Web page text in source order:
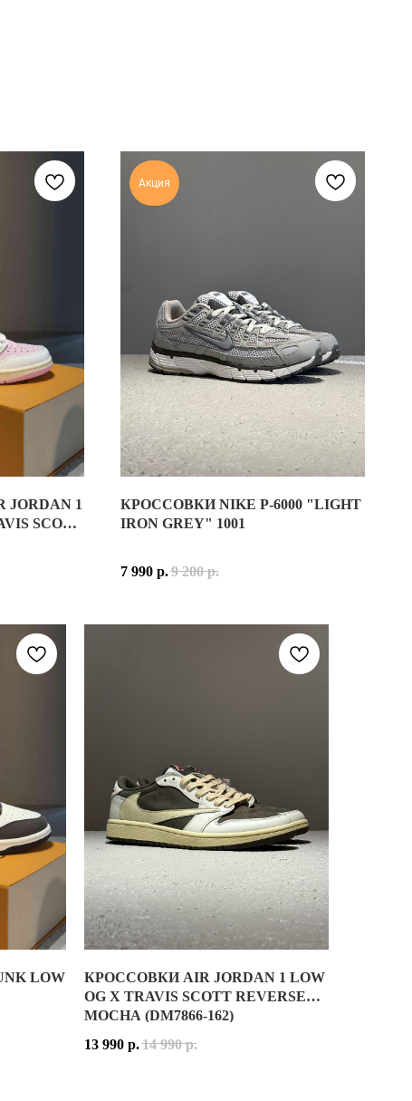
НАЧАЛА 2000-Х ГОДОВ. ПРИ СОЗДАНИИ СИЛУЭТА
И МЕТАЛЛИЗИРОВАННЫМИ ДЕТАЛЯМИ
ПРОВЕСТИ ЦЕЛЫЙ ДЕНЬ: ОТ ПРОГУЛОК ПО ГОРОДУ И
ДЕНЬ С УЗНАВАЕМЫМ СИЛУЭТОМ, ВДОХНОВЛЁННЫМ
ПОСЛЕДНИХ ЛЕТ, В КОТОРОЙ БРЕНД ПЕРЕОСМЫСЛИЛ
С АКЦЕНТАМИUNIVERSITY RED,MIDNIGHT NAVY
В ТЁПЛОЕ ВРЕМЯ ГОДА. МОДЕЛЬ ГАРМОНИЧНО
НОВЫХ МОДЕЛЕЙ БРЕНДА В КАТЕГОРИИ LIFESTYLE-
1
SCOTT
Акция
КРОССОВКИ NIKE P-6000 "LIGHT
IRON GREY" 1001
7 990 р.9 200 р.
ВОЗВРАЩЕНИЯ ЭСТЕТИКИ БЕГОВЫХ КРОССОВОК
ВДОХНОВЛЁННОЙ ЗОЛОТОЙ ЭРОЙ СКЕЙТБОРДИНГА. В ТЕ
LOW
X OTOMO KATSUHIRO
KATSUHIRO — КОНЦЕПТУАЛЬНАЯ ИНТЕРПРЕТАЦИЯ
КРОССОВКИ AIR JORDAN 1 LOW
OG X TRAVIS SCOTT REVERSE
MOCHA (DM7866-162)
AIR JORDAN 1 LOW OG X TRAVIS SCOTT
ВЕРХ КРОССОВОК ВЫПОЛНЕН ИЗ СОЧЕТАНИЯ
13 990 р.14 990 р.